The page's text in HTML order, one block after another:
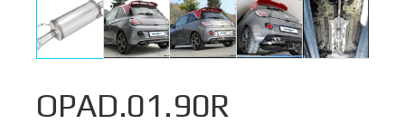
OPAD.01.90R